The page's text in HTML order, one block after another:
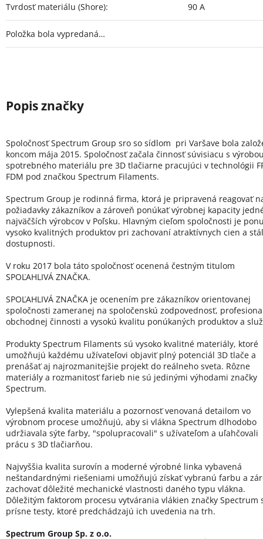
Tvrdosť materiálu (Shore): 90 A
Položka bola vypredaná…
Spoločnosť Spectrum Group sro so sídlom pri Varšave bola
koncom mája 2015. Spoločnosť začala činnosť súvisiacu s
spotrebného materiálu pre 3D tlačiarne pracujúci v technológii
FDM pod značkou Spectrum Filaments.
Spectrum Group je rodinná firma, ktorá je pripravená reagovať
požiadavky zákazníkov a zároveň ponúkať výrobnej kapacity
najväčších výrobcov v Poľsku. Hlavným cieľom spoločnosti je
vysoko kvalitných produktov pri zachovaní atraktívnych cien a
dostupnosti.
V roku 2017 bola táto spoločnosť ocenená čestným titulom
SPOĽAHLIVÁ ZNAČKA.
SPOĽAHLIVÁ ZNAČKA je ocenením pre zákazníkov orientovanej
spoločnosti zameranej na spoločenskú zodpovednosť,
obchodnej činnosti a vysokú kvalitu ponúkaných produktov a
Produkty Spectrum Filaments sú vysoko kvalitné materiály, ktoré
umožňujú každému užívateľovi objaviť plný potenciál 3D tlače a
prenášať aj najrozmanitejšie projekt do reálneho sveta. Rôzne
materiály a rozmanitosť farieb nie sú jedinými výhodami značky
Spectrum.
Vylepšená kvalita materiálu a pozornosť venovaná detailom vo
výrobnom procese umožňujú, aby si vlákna Spectrum dlhodobo
udržiavala sýte farby, "spolupracovali" s užívateľom a uľahčovali
prácu s 3D tlačiarňou.
Najvyššia kvalita surovín a moderné výrobné linka vybavená
neštandardnými riešeniami umožňujú získať vybranú farbu a
zachovať dôležité mechanické vlastnosti daného typu vlákna.
Dôležitým faktorom procesu vytvárania vlákien značky Spectrum
prísne testy, ktoré predchádzajú ich uvedenia na trh.
Spectrum Group Sp. z o.o.